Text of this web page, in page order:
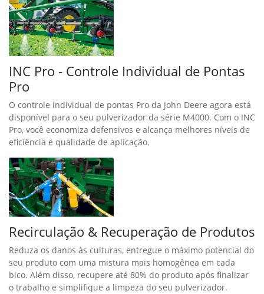
INC Pro - Controle Individual de Pontas
Pro
O controle individual de pontas Pro da John Deere agora está
disponível para o seu pulverizador da série M4000. Com o INC
Pro, você economiza defensivos e alcança melhores níveis de
eficiência e qualidade de aplicação.
Recirculação & Recuperação de Produtos
Reduza os danos às culturas, entregue o máximo potencial do
seu produto com uma mistura mais homogênea em cada
bico. Além disso, recupere até 80% do produto após finalizar
o trabalho e simplifique a limpeza do seu pulverizador.